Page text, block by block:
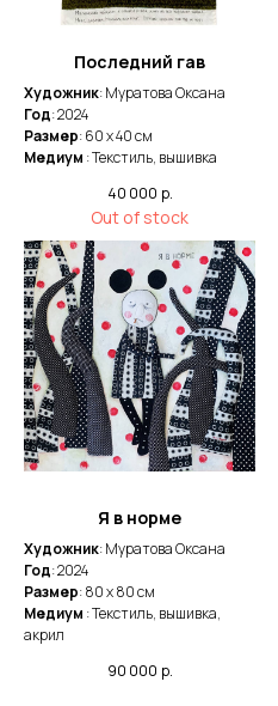
Последний гав
Художник: Муратова Оксана
Год: 2024
Размер: 60 x 40 cм
Медиум : Текстиль, вышивка
40 000 р.
Out of stock
Я в норме
Художник: Муратова Оксана
Год: 2024
Размер: 80 x 80 cм
Медиум : Текстиль, вышивка,
акрил
90 000 р.